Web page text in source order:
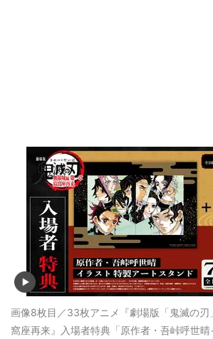
画像8枚目／33枚アニメ『劇場版「鬼滅の
窩座再来』入場者特典「原作者・吾峠呼世晴